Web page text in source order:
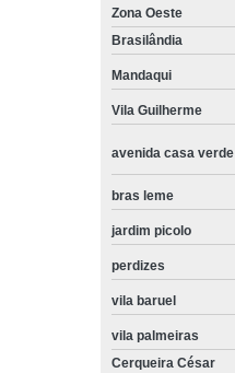
Zona Oeste
Brasilândia
Mandaqui
Vila Guilherme
avenida casa verde
bras leme
jardim picolo
perdizes
vila baruel
vila palmeiras
Cerqueira César